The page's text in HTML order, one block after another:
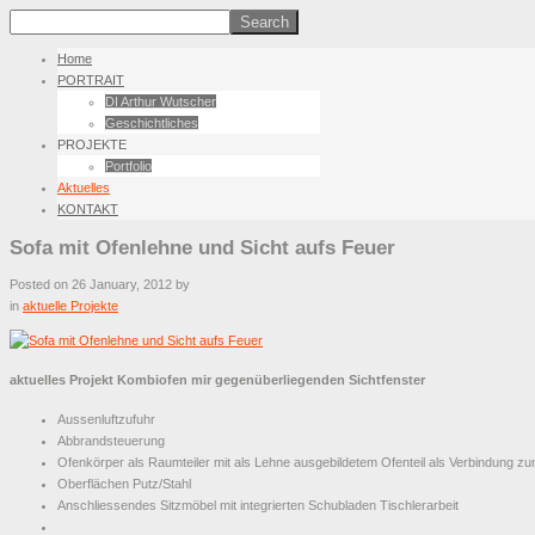
Home
PORTRAIT
DI Arthur Wutscher
Geschichtliches
PROJEKTE
Portfolio
Aktuelles
KONTAKT
Sofa mit Ofenlehne und Sicht aufs Feuer
Posted on 26 January, 2012 by
in aktuelle Projekte
aktuelles Projekt Kombiofen mir gegenüberliegenden Sichtfenster
Aussenluftzufuhr
Abbrandsteuerung
Ofenkörper als Raumteiler mit als Lehne ausgebildetem Ofenteil als Verbindung
Oberflächen Putz/Stahl
Anschliessendes Sitzmöbel mit integrierten Schubladen Tischlerarbeit